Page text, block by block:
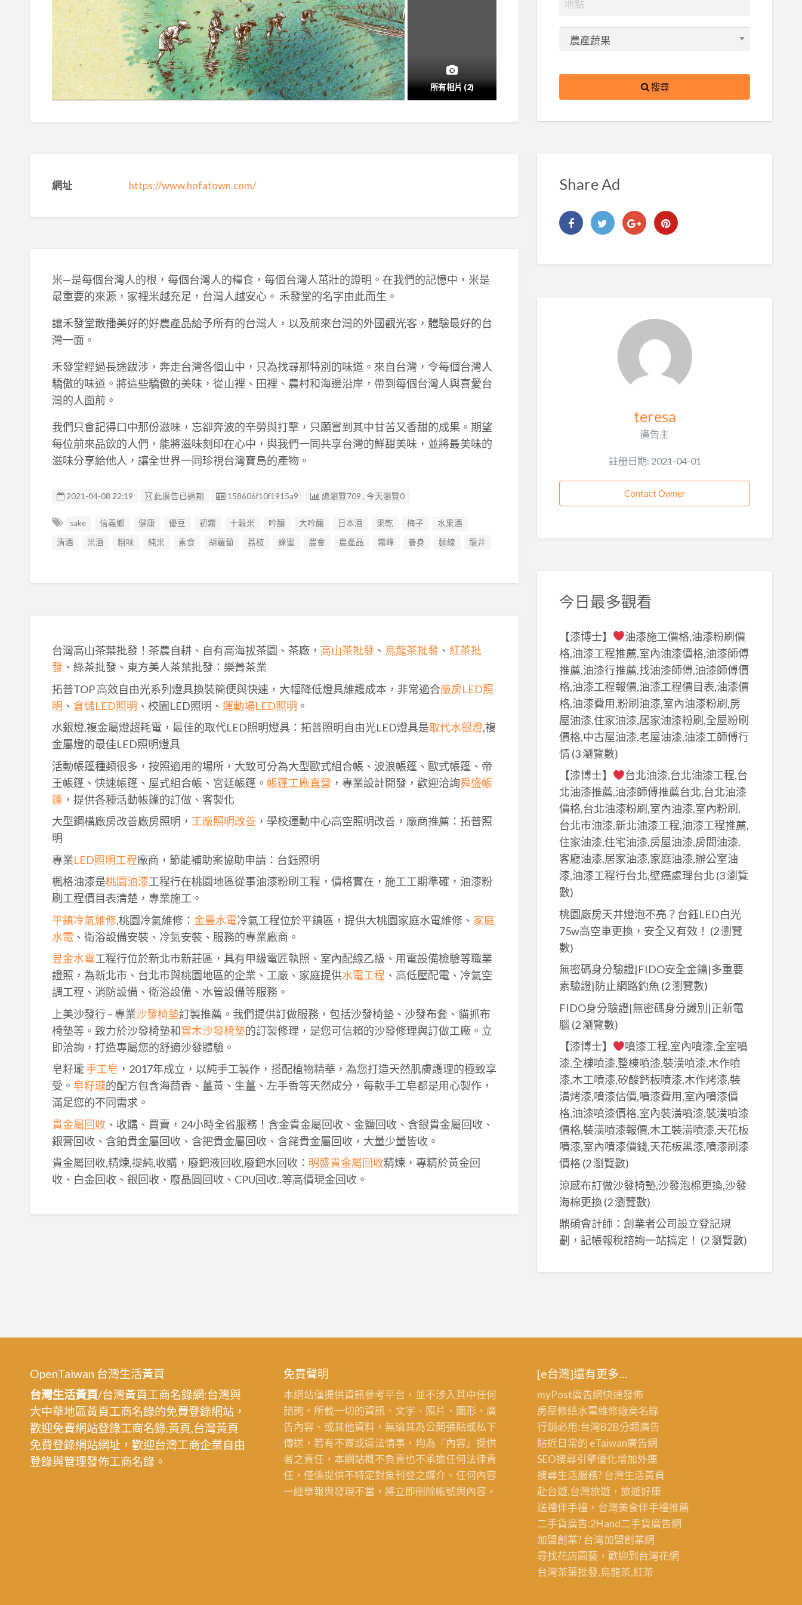
所有相片 (2)
網址 https://www.hofatown.com/
米—是每個台灣人的根，每個台灣人的糧食，每個台灣人茁壯的證明。在我們的記憶中，米是
最重要的來源，家裡米越充足，台灣人越安心。 禾發堂的名字由此而生。
讓禾發堂散播美好的好農產品給予所有的台灣人，以及前來台灣的外國觀光客，體驗最好的台
灣一面。
禾發堂經過長途跋涉，奔走台灣各個山中，只為找尋那特別的味道。來自台灣，令每個台灣人
驕傲的味道。將這些驕傲的美味，從山裡、田裡、農村和海邊沿岸，帶到每個台灣人與喜愛台
灣的人面前。
我們只會記得口中那份滋味，忘卻奔波的辛勞與打擊，只願嘗到其中甘苦又香甜的成果。期望
每位前來品飲的人們，能將滋味刻印在心中，與我們一同共享台灣的鮮甜美味，並將最美味的
滋味分享給他人，讓全世界一同珍視台灣寶島的產物。
2021-04-08 22:19 此廣告已過期 廣告编號
158606f10f1915a9 總瀏覽709 , 今天瀏覽0
sake 信義鄉 健康 優豆 初霧 十穀米 吟釀 大吟釀 日本酒 果乾 梅子
水果酒
清酒
米酒 粗味 純米 素食 胡蘿蔔 荔枝 蜂蜜 農會 農產品 霧峰 養身 麵線 龍井
台灣高山茶葉批發！茶農自耕、自有高海拔茶園、茶廠， 高山茶批發、 烏龍茶批發、 紅茶批
發、綠茶批發、東方美人茶葉批發：樂菁茶業
拓普TOP 高效自由光系列燈具換裝簡便與快速，大幅降低燈具維護成本，非常適合廠房LED照
明 、 倉儲LED照明 、校園LED照明、 運動場LED照明 。
水銀燈,複金屬燈超耗電，最佳的取代LED照明燈具：拓普照明自由光LED燈具是取代水銀燈,複
金屬燈的最佳LED照明燈具
活動帳篷種類很多，按照適用的場所，大致可分為大型歐式組合帳、波浪帳篷、歐式帳篷、帝
王帳篷、快速帳篷、屋式組合帳、宮廷帳篷。 帳篷工廠直營 ，專業設計開發，歡迎洽詢舜盛帳
篷，提供各種活動帳篷的訂做、客製化
大型鋼構廠房改善廠房照明， 工廠照明改善，學校運動中心高空照明改善，廠商推薦：拓普照
明
專業LED照明工程廠商，節能補助案協助申請：台鈺照明
楓格油漆是桃園油漆工程行在桃園地區從事油漆粉刷工程，價格實在，施工工期準確，油漆粉
刷工程價目表清楚，專業施工。
平鎮冷氣維修,桃園冷氣維修： 金豐水電冷氣工程位於平鎮區，提供大桃園家庭水電維修、 家庭
水電、衛浴設備安裝、冷氣安裝、服務的專業廠商。
昱金水電工程行位於新北市新莊區，具有甲級電匠執照、室內配線乙級、用電設備檢驗等職業
證照，為新北市、台北市與桃園地區的企業、工廠、家庭提供水電工程 、高低壓配電、冷氣空
調工程、消防設備、衛浴設備、水管設備等服務。
上美沙發行 – 專業沙發椅墊訂製推薦。我們提供訂做服務，包括沙發椅墊、沙發布套、貓抓布
椅墊等。致力於沙發椅墊和實木沙發椅墊的訂製修理，是您可信賴的沙發修理與訂做工廠。立
即洽詢，打造專屬您的舒適沙發體驗。
皂籽瓏手工皂 ，2017年成立，以純手工製作，搭配植物精華，為您打造天然肌膚護理的極致享
受。 皂籽瓏的配方包含海茴香、薑黃、生薑、左手香等天然成分，每款手工皂都是用心製作，
滿足您的不同需求。
貴金屬回收、收購、買賣，24小時全省服務！含金貴金屬回收、金鹽回收、含銀貴金屬回收、
銀膏回收、含鉑貴金屬回收、含鈀貴金屬回收、含銠貴金屬回收，大量少量皆收。
貴金屬回收,精煉,提純,收購，廢鈀液回收,廢鈀水回收： 明盛貴金屬回收精煉，專精於黃金回
收、白金回收、銀回收、廢晶圓回收、CPU回收..等高價現金回收。
搜尋
Share Ad
teresa
廣告主
註册日期: 2021-04-01
Contact Owner
今日最多觀看
【漆博士】
油漆施工價格,油漆粉刷價
格,油漆工程推薦,室內油漆價格,油漆師傅
推薦,油漆行推薦,找油漆師傅,油漆師傅價
格,油漆工程報價,油漆工程價目表,油漆價
格,油漆費用,粉刷油漆,室內油漆粉刷,房
屋油漆,住家油漆,居家油漆粉刷,全屋粉刷
價格,中古屋油漆,老屋油漆,油漆工師傅行
情(3 瀏覽數)
【漆博士】
台北油漆,台北油漆工程,台
北油漆推薦,油漆師傅推薦台北,台北油漆
價格,台北油漆粉刷,室內油漆,室內粉刷,
台北市油漆,新北油漆工程,油漆工程推薦,
住家油漆,住宅油漆,房屋油漆,房間油漆,
客廳油漆,居家油漆,家庭油漆,辦公室油
漆,油漆工程行台北,壁癌處理台北 (3 瀏覽
數)
桃園廠房天井燈泡不亮？台鈺LED白光
75w高空車更換，安全又有效！ (2 瀏覽
數)
無密碼身分驗證|FIDO安全金鑰|多重要
素驗證|防止網路釣魚 (2 瀏覽數)
FIDO身分驗證|無密碼身分識別|正新電
腦 (2 瀏覽數)
【漆博士】
噴漆工程,室內噴漆,全室噴
漆,全棟噴漆,整棟噴漆,裝潢噴漆,木作噴
漆,木工噴漆,矽酸鈣板噴漆,木作烤漆,裝
潢烤漆,噴漆估價,噴漆費用,室內噴漆價
格,油漆噴漆價格,室內裝潢噴漆,裝潢噴漆
價格,裝潢噴漆報價,木工裝潢噴漆,天花板
噴漆,室內噴漆價錢,天花板黑漆,噴漆刷漆
價格(2 瀏覽數)
涼感布訂做沙發椅墊,沙發泡棉更換,沙發
海棉更換(2 瀏覽數)
鼎碩會計師：創業者公司設立登記規
劃，記帳報稅諮詢一站搞定！ (2 瀏覽數)
OpenTaiwan 台灣生活黃頁
台灣生活黃頁/台灣黃頁工商名錄網:台灣與
大中華地區黃頁工商名錄的免費登錄網站，
歡迎免費網站登錄工商名錄.黃頁,台灣黃頁
免費登錄網站網址，歡迎台灣工商企業自由
登錄與管理發佈工商名錄。
免責聲明
本網站僅提供資訊參考平台，並不涉入其中任何
諮詢。所載一切的資訊、文字、照片、圖形、廣
告內容、或其他資料，無論其為公開張貼或私下
傳送，若有不實或違法情事，均為『內容』提供
者之責任，本網站概不負責也不承擔任何法律責
任，僅係提供不特定對象刊登之媒介。任何內容
一經舉報與發現不當，將立即刪除帳號與內容。
[e台灣]還有更多…
myPost廣告網快速發佈
房屋修繕水電維修廠商名錄
行銷必用:台灣B2B分類廣告
貼近日常的 eTaiwan廣告網
SEO搜尋引擎優化增加外連
搜尋生活服務? 台灣生活黃頁
赴台遊,台灣旅遊 ，旅遊好康
送禮伴手禮，台灣美食伴手禮推薦
二手貨廣告:2Hand二手貨廣告網
加盟創業? 台灣加盟創業網
尋找花店園藝，歡迎到 台灣花網
台灣茶葉批發,烏龍茶,紅茶